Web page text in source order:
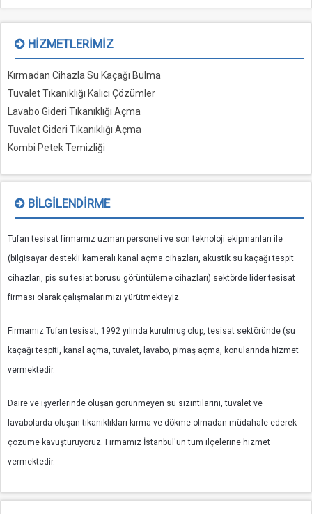
HIZMETLERIMIZ
Kırmadan Cihazla Su Kaçağı Bulma
Tuvalet Tıkanıklığı Kalıcı Çözümler
Lavabo Gideri Tıkanıklığı Açma
Tuvalet Gideri Tıkanıklığı Açma
Kombi Petek Temizliği
BILGILENDIRME
Tufan tesisat firmamız uzman personeli ve son teknoloji ekipmanları ile
(bilgisayar destekli kameralı kanal açma cihazları, akustik su kaçağı tespit
cihazları, pis su tesiat borusu görüntüleme cihazları) sektörde lider tesisat
firması olarak çalışmalarımızı yürütmekteyiz.
Firmamız Tufan tesisat, 1992 yılında kurulmuş olup, tesisat sektöründe (su
kaçağı tespiti, kanal açma, tuvalet, lavabo, pimaş açma, konularında hizmet
vermektedir.
Daire ve işyerlerinde oluşan görünmeyen su sızıntılarını, tuvalet ve
lavabolarda oluşan tıkanıklıkları kırma ve dökme olmadan müdahale ederek
çözüme kavuşturuyoruz. Firmamız İstanbul'un tüm ilçelerine hizmet
vermektedir.